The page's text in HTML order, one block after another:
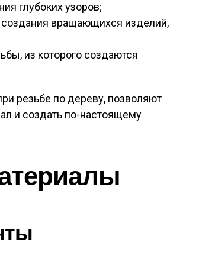
глубоких узоров;
вращающихся изделий,
из которого создаются
резьбе по дереву, позволяют
и создать по-настоящему